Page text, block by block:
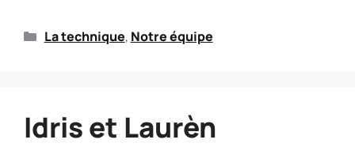
La technique, Notre équipe
Idris et Laurèn